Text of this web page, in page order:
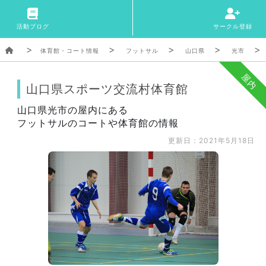
活動ブログ サークル登録
体育館・コート情報 フットサル 山口県 光市
屋内
山口県スポーツ交流村体育館
山口県光市の屋内にある
フットサルのコートや体育館の情報
更新日：2021年5月18日